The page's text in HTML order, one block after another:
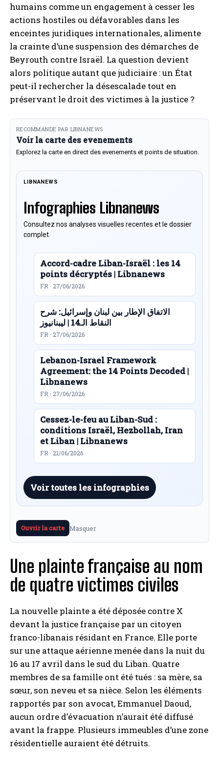
humains comme un engagement à cesser les
actions hostiles ou défavorables dans les
enceintes juridiques internationales, alimente
la crainte d’une suspension des démarches de
Beyrouth contre Israël. La question devient
alors politique autant que judiciaire : un État
peut-il rechercher la désescalade tout en
préservant le droit des victimes à la justice ?
RECOMMANDE PAR LIBNANEWS
Voir la carte des evenements
Explorez la carte en direct des evenements et points de situation.
LIBNANEWS
Infographies Libnanews
Consultez nos analyses visuelles recentes et le dossier
complet.
Accord-cadre Liban-Israël : les 14
points décryptés | Libnanews
FR · 27/06/2026
الاتفاق الإطار بين لبنان وإسرائيل: شرح
النقاط الـ14 | ليبنانيوز
FR · 27/06/2026
Lebanon-Israel Framework
Agreement: the 14 Points Decoded |
Libnanews
FR · 27/06/2026
Cessez-le-feu au Liban-Sud :
conditions Israël, Hezbollah, Iran
et Liban | Libnanews
FR · 21/06/2026
Voir toutes les infographies
Ouvrir la carte Masquer
Une plainte française au nom
de quatre victimes civiles
La nouvelle plainte a été déposée contre X
devant la justice française par un citoyen
franco-libanais résidant en France. Elle porte
sur une attaque aérienne menée dans la nuit du
16 au 17 avril dans le sud du Liban. Quatre
membres de sa famille ont été tués : sa mère, sa
sœur, son neveu et sa nièce. Selon les éléments
rapportés par son avocat, Emmanuel Daoud,
aucun ordre d’évacuation n’aurait été diffusé
avant la frappe. Plusieurs immeubles d’une zone
résidentielle auraient été détruits.